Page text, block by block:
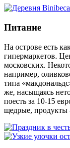
Питание
На острове есть
гипермаркетов.
московских.
например,
типа
же, насыщаясь
поесть за 10-15
щедрые, продукты